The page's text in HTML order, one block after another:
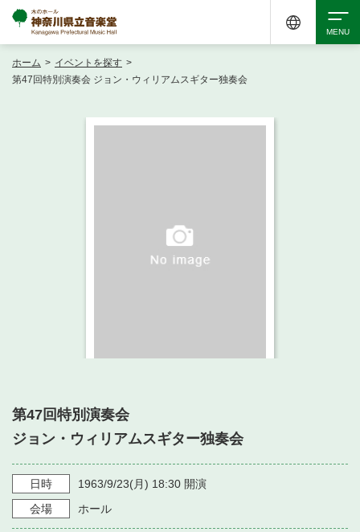
・ フロアマップ
・ よくある質問
・ 空き状況
・ 利用料金
・ 音楽堂のご案内
・ フロアマップ
・ 芸術参与
神奈川県立音楽堂
SNS
ホーム > イベントを探す >
第47回特別演奏会 ジョン・ウィリアムスギター独奏会
第47回特別演奏会
ジョン・ウィリアムスギター独奏会
日時 1963/9/23(月) 18:30 開演
会場
ホール